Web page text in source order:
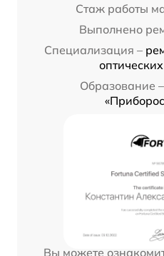
Стаж работы
Выполнено
Специализация –
Образование –
Вы можете